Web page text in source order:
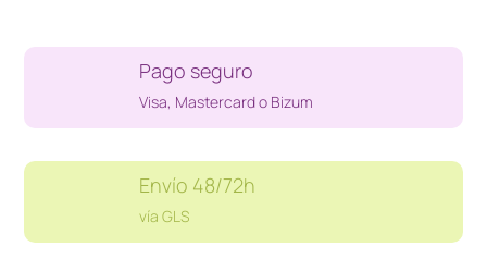
PELOTA
Pago seguro
Visa, Mastercard o Bizum
Envío 48/72h
vía GLS